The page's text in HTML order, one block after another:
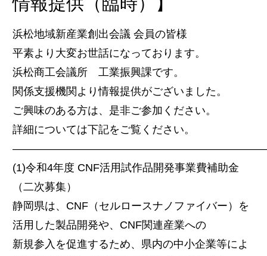
浜松地域新産業創出会議 会員の皆様
平素より大変お世話になっております。
浜松商工会議所 工業振興課です。
関係支援機関より情報提供がございました。
ご興味のある方は、是非ご参加ください。
詳細については下記をご覧ください。
(1)令和4年度 CNF活用試作品開発事業費補助金
（二次募集）
静岡県は、CNF（セルロースナノファイバー）を
活用した製品開発や、CNF関連産業への
新規参入を促進するため、県内の中小企業等によ